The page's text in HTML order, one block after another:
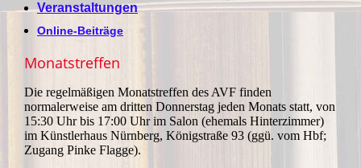
Veranstaltungen
Online-Beiträge
Monatstreffen
Die regelmäßigen Monatstreffen des AVF finden
normalerweise am dritten Donnerstag jeden Monats statt, von
15:30 Uhr bis 17:00 Uhr im Salon (ehemals Hinterzimmer)
im Künstlerhaus Nürnberg, Königstraße 93 (ggü. vom Hbf;
Zugang Pinke Flagge).